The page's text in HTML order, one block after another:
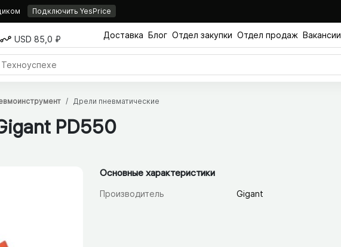
Подключить YesPrice
USD 85,0 ₽ Доставка Блог Отдел закупки Отдел продаж Вакансии
Дрели пневматические
PD550
Основные характеристики
Производитель Gigant